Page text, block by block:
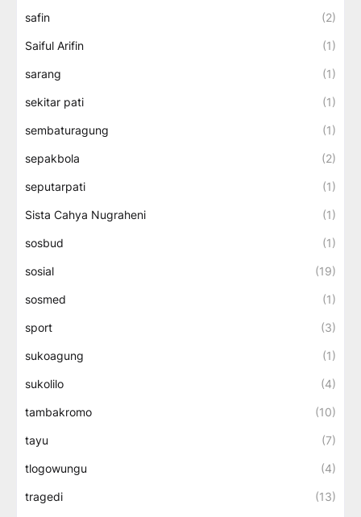
safin (2)
Saiful Arifin (1)
sarang (1)
sekitar pati (1)
sembaturagung (1)
sepakbola (2)
seputarpati (1)
Sista Cahya Nugraheni (1)
sosbud (1)
sosial (19)
sosmed (1)
sport (3)
sukoagung (1)
sukolilo (4)
tambakromo (10)
tayu (7)
tlogowungu (4)
tragedi (13)